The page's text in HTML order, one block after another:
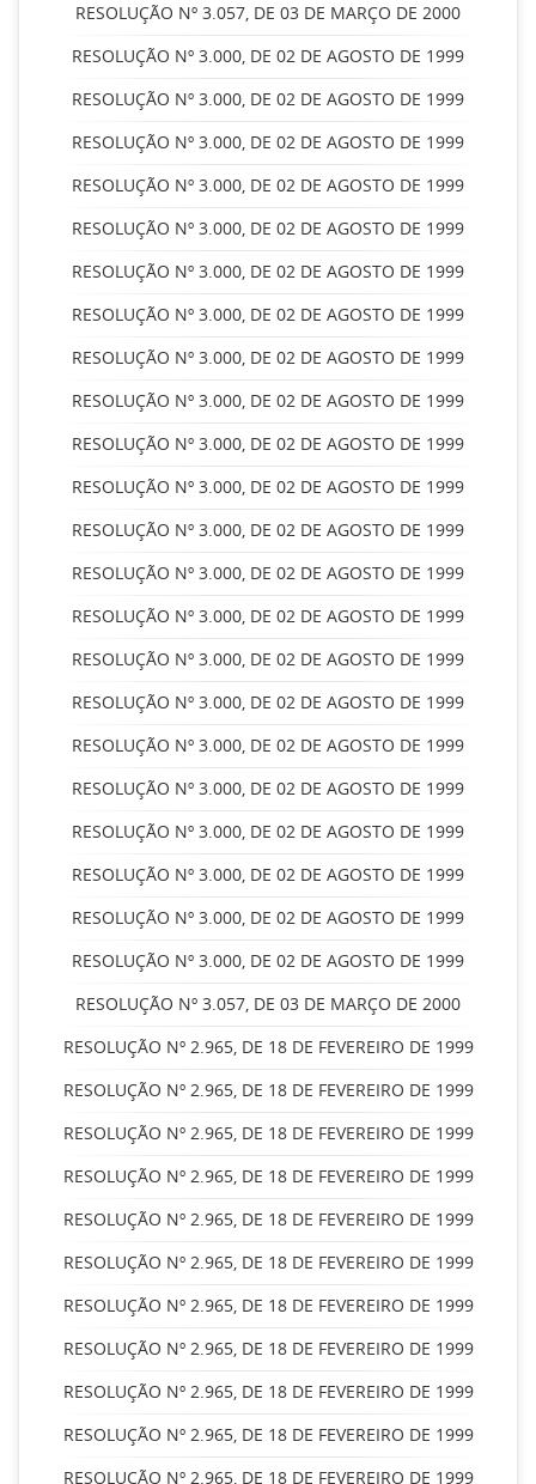
RESOLUÇÃO Nº 3.057, DE 03 DE MARÇO DE 2000
RESOLUÇÃO Nº 3.000, DE 02 DE AGOSTO DE 1999
RESOLUÇÃO Nº 3.000, DE 02 DE AGOSTO DE 1999
RESOLUÇÃO Nº 3.000, DE 02 DE AGOSTO DE 1999
RESOLUÇÃO Nº 3.000, DE 02 DE AGOSTO DE 1999
RESOLUÇÃO Nº 3.000, DE 02 DE AGOSTO DE 1999
RESOLUÇÃO Nº 3.000, DE 02 DE AGOSTO DE 1999
RESOLUÇÃO Nº 3.000, DE 02 DE AGOSTO DE 1999
RESOLUÇÃO Nº 3.000, DE 02 DE AGOSTO DE 1999
RESOLUÇÃO Nº 3.000, DE 02 DE AGOSTO DE 1999
RESOLUÇÃO Nº 3.000, DE 02 DE AGOSTO DE 1999
RESOLUÇÃO Nº 3.000, DE 02 DE AGOSTO DE 1999
RESOLUÇÃO Nº 3.000, DE 02 DE AGOSTO DE 1999
RESOLUÇÃO Nº 3.000, DE 02 DE AGOSTO DE 1999
RESOLUÇÃO Nº 3.000, DE 02 DE AGOSTO DE 1999
RESOLUÇÃO Nº 3.000, DE 02 DE AGOSTO DE 1999
RESOLUÇÃO Nº 3.000, DE 02 DE AGOSTO DE 1999
RESOLUÇÃO Nº 3.000, DE 02 DE AGOSTO DE 1999
RESOLUÇÃO Nº 3.000, DE 02 DE AGOSTO DE 1999
RESOLUÇÃO Nº 3.000, DE 02 DE AGOSTO DE 1999
RESOLUÇÃO Nº 3.000, DE 02 DE AGOSTO DE 1999
RESOLUÇÃO Nº 3.000, DE 02 DE AGOSTO DE 1999
RESOLUÇÃO Nº 3.000, DE 02 DE AGOSTO DE 1999
RESOLUÇÃO Nº 3.057, DE 03 DE MARÇO DE 2000
RESOLUÇÃO Nº 2.965, DE 18 DE FEVEREIRO DE 1999
RESOLUÇÃO Nº 2.965, DE 18 DE FEVEREIRO DE 1999
RESOLUÇÃO Nº 2.965, DE 18 DE FEVEREIRO DE 1999
RESOLUÇÃO Nº 2.965, DE 18 DE FEVEREIRO DE 1999
RESOLUÇÃO Nº 2.965, DE 18 DE FEVEREIRO DE 1999
RESOLUÇÃO Nº 2.965, DE 18 DE FEVEREIRO DE 1999
RESOLUÇÃO Nº 2.965, DE 18 DE FEVEREIRO DE 1999
RESOLUÇÃO Nº 2.965, DE 18 DE FEVEREIRO DE 1999
RESOLUÇÃO Nº 2.965, DE 18 DE FEVEREIRO DE 1999
RESOLUÇÃO Nº 2.965, DE 18 DE FEVEREIRO DE 1999
RESOLUÇÃO Nº 2.965, DE 18 DE FEVEREIRO DE 1999